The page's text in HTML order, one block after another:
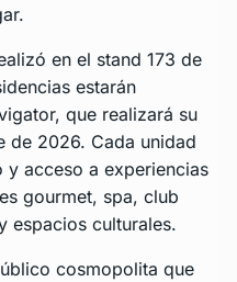
en el stand 173 de
estarán
que realizará su
de 2026. Cada unidad
y acceso a experiencias
gourmet, spa, club
espacios culturales.
cosmopolita que